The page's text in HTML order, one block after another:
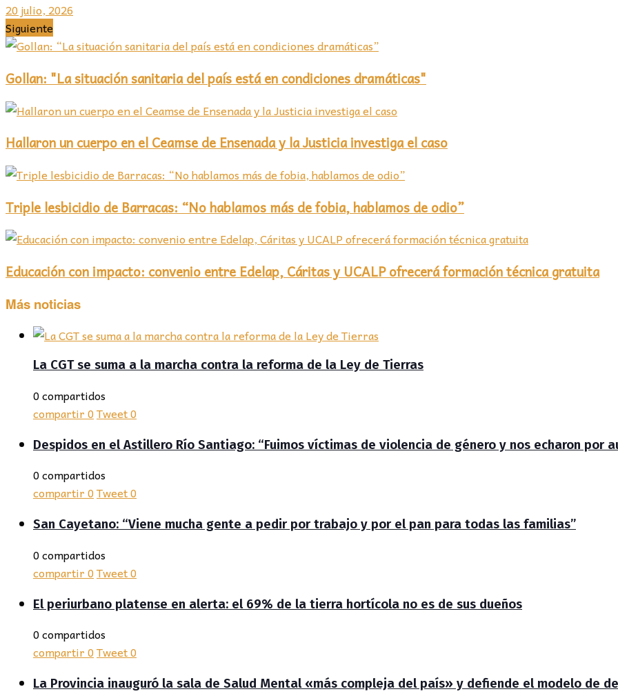
20 julio, 2026
Siguiente
Gollan: "La situación sanitaria del país está en condiciones dramáticas"
Hallaron un cuerpo en el Ceamse de Ensenada y la Justicia investiga el caso
Triple lesbicidio de Barracas: “No hablamos más de fobia, hablamos de odio”
Educación con impacto: convenio entre Edelap, Cáritas y UCALP ofrecerá formación técnica gratuita
Más noticias
La CGT se suma a la marcha contra la reforma de la Ley de Tierras
0 compartidos
compartir0Tweet0
Despidos en el Astillero Río Santiago: “Fuimos víctimas de violencia de género y nos echaron por
0 compartidos
compartir0Tweet0
San Cayetano: “Viene mucha gente a pedir por trabajo y por el pan para todas las familias”
0 compartidos
compartir0Tweet0
El periurbano platense en alerta: el 69% de la tierra hortícola no es de sus dueños
0 compartidos
compartir0Tweet0
La Provincia inauguró la sala de Salud Mental «más compleja del país» y defiende el modelo de